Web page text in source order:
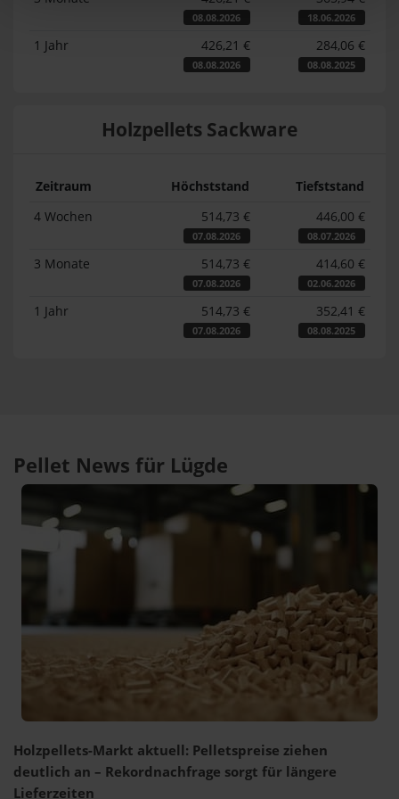
08.08.2026 18.06.2026
1 Jahr 426,21 €
08.08.2026
284,06 €
08.08.2025
Holzpellets Sackware
Zeitraum Höchststand
Tiefststand
4 Wochen
514,73 €
07.08.2026
446,00 €
08.07.2026
3 Monate 514,73 €
07.08.2026
414,60 €
02.06.2026
1 Jahr 514,73 €
07.08.2026
352,41 €
08.08.2025
Pellet News für Lügde
Holzpellets-Markt aktuell: Pelletspreise ziehen
deutlich an – Rekordnachfrage sorgt für längere
Lieferzeiten